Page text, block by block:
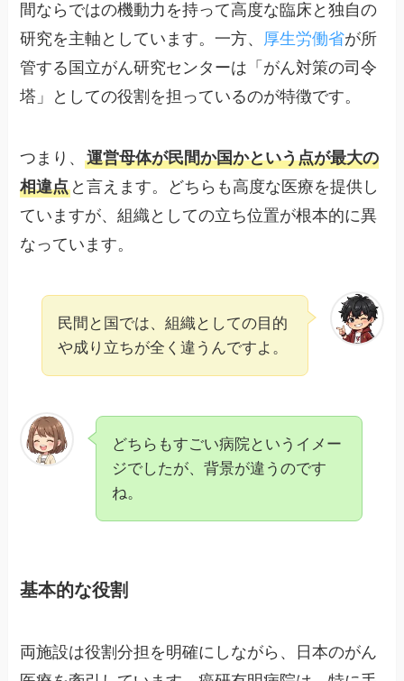
間ならではの機動力を持って高度な臨床と独自の
研究を主軸としています。一方、 厚生労働省が所
管する国立がん研究センターは「がん対策の司令
塔」としての役割を担っているのが特徴です。
つまり、運営母体が民間か国かという点が最大の
相違点 と言えます。どちらも高度な医療を提供し
ていますが、組織としての立ち位置が根本的に異
なっています。
民間と国では、組織としての目的
や成り立ちが全く違うんですよ。
どちらもすごい病院というイメー
ジでしたが、背景が違うのです
ね。
基本的な役割
両施設は役割分担を明確にしながら、日本のがん